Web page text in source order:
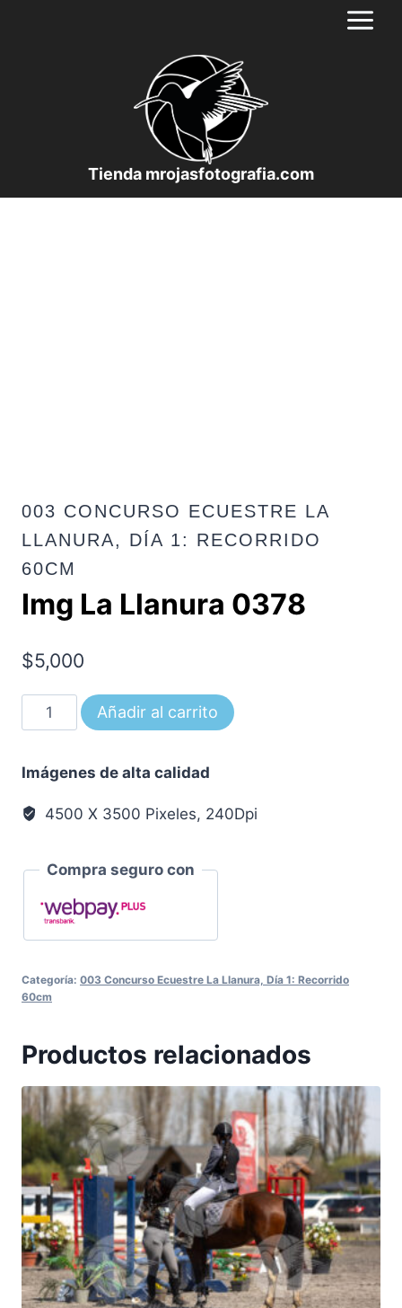
Tienda mrojasfotografia.com
003 CONCURSO ECUESTRE LA
LLANURA, DÍA 1: RECORRIDO
60CM
Img La Llanura 0378
$5,000
La
0378
cantidad
Añadir al carrito
Imágenes de alta calidad
4500 X 3500 Pixeles, 240Dpi
Compra seguro con
Categoría: 003 Concurso Ecuestre La Llanura, Día 1: Recorrido
60cm
Productos relacionados